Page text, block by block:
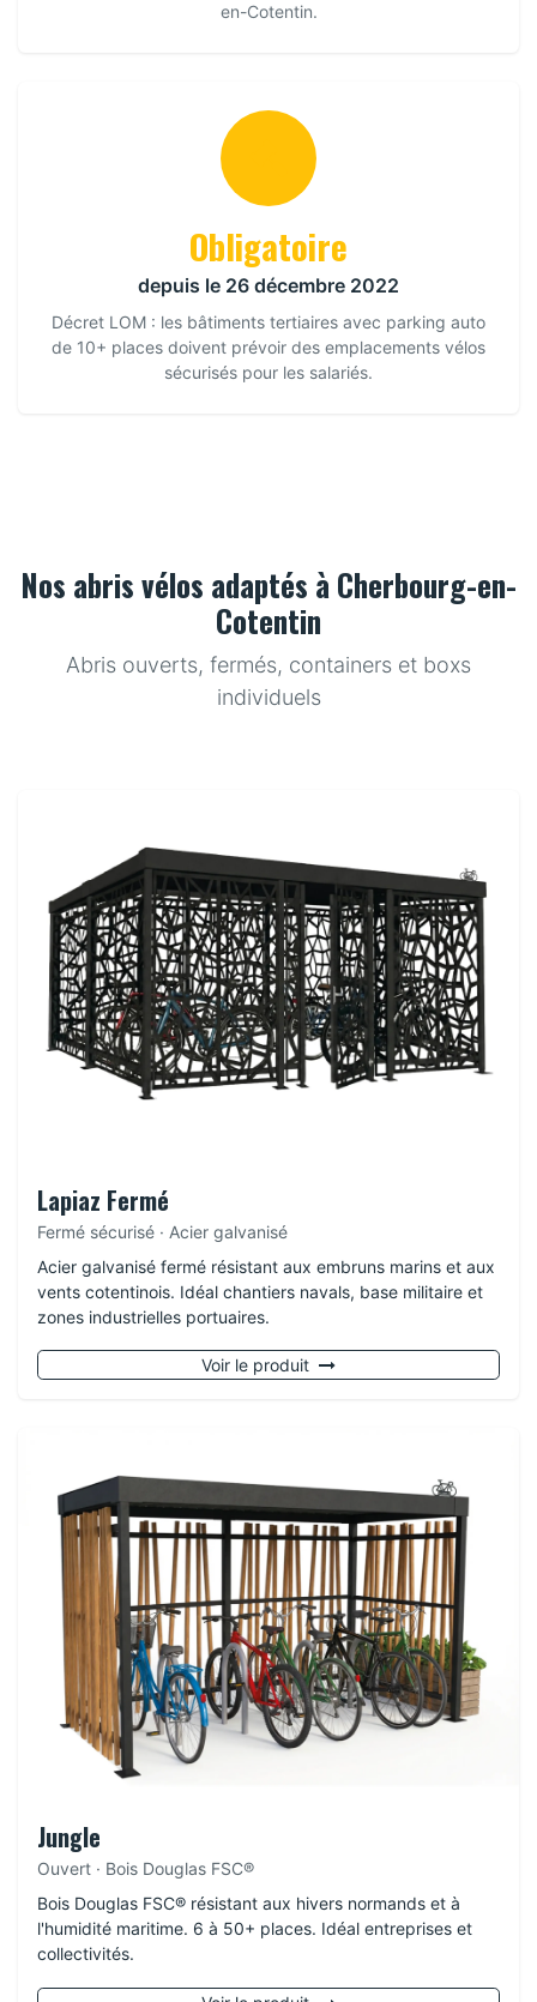
en-Cotentin.
Obligatoire
depuis le 26 décembre 2022
Décret LOM : les bâtiments tertiaires avec parking auto
de 10+ places doivent prévoir des emplacements vélos
sécurisés pour les salariés.
Nos abris vélos adaptés à Cherbourg-en-
Cotentin
Abris ouverts, fermés, containers et boxs
individuels
Lapiaz Fermé
Fermé sécurisé · Acier galvanisé
Acier galvanisé fermé résistant aux embruns marins et aux
vents cotentinois. Idéal chantiers navals, base militaire et
zones industrielles portuaires.
Voir le produit
Jungle
Ouvert · Bois Douglas FSC®
Bois Douglas FSC® résistant aux hivers normands et à
l'humidité maritime. 6 à 50+ places. Idéal entreprises et
collectivités.